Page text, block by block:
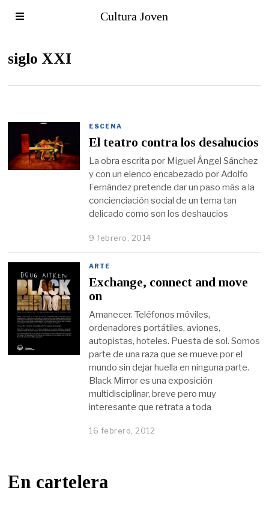
Cultura Joven
siglo XXI
ESCENA
El teatro contra los desahucios
La obra escrita por Miguel Ángel Sánchez
y con un elenco encabezado por Adolfo
Fernández pretende dar un paso más a la
concienciación social de un tema tan
delicado como son los deshaucios
9 febrero, 2014
ARTE
Exchange, connect and move
on
Amanecer. Teléfonos móviles,
ordenadores portátiles, aviones,
autopistas, hoteles. Puesta de sol. Somos
parte de una raza que se mueve por el
mundo sin dejar huella en ninguna parte.
Black Mirror es una exposición
multidisciplinar, breve pero muy
interesante que retrata a toda
16 febrero, 2012
En cartelera